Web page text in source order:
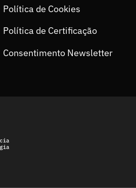
Política de Cookies
Política de Certificação
Consentimento Newsletter